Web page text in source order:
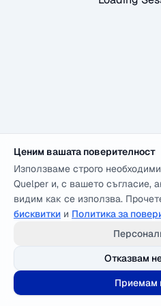
Ценим вашата поверителност
Използваме строго
Quelper и, с вашето съгласие,
видим как се използва.
бисквитки и Политика за
Отказвам
Приемам